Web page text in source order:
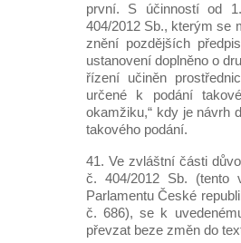
první. S účinností od
404/2012 Sb., kterým se
znění pozdějších
ustanovení doplněno o
řízení učiněn
určené k podání
okamžiku,“ kdy je návrh
takového podání.
41. Ve zvláštní části
č. 404/2012 Sb. (tento
Parlamentu České
č. 686), se k
převzat beze změn do